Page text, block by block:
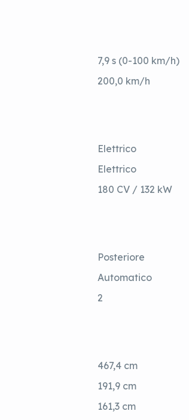
7,9 s (0-100 km/h)
200,0 km/h
Elettrico
Elettrico
180 CV / 132 kW
Posteriore
Automatico
2
467,4 cm
191,9 cm
161,3 cm